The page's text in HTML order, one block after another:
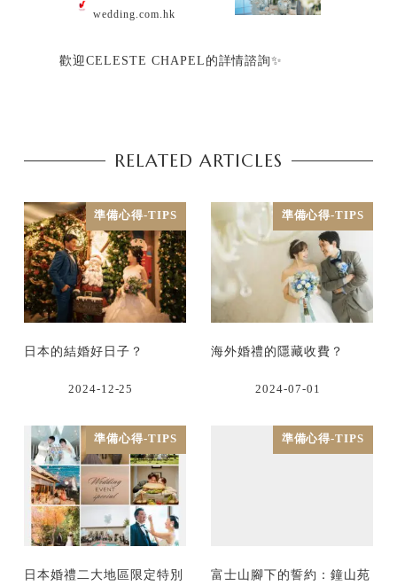
wedding.com.hk
歡迎CELESTE CHAPEL的詳情諮詢✨
RELATED ARTICLES
準備心得-TIPS
日本的結婚好日子？
2024-12-25
準備心得-TIPS
海外婚禮的隱藏收費？
2024-07-01
準備心得-TIPS
日本婚禮二大地區限定特別
準備心得-TIPS
富士山腳下的誓約：鐘山苑